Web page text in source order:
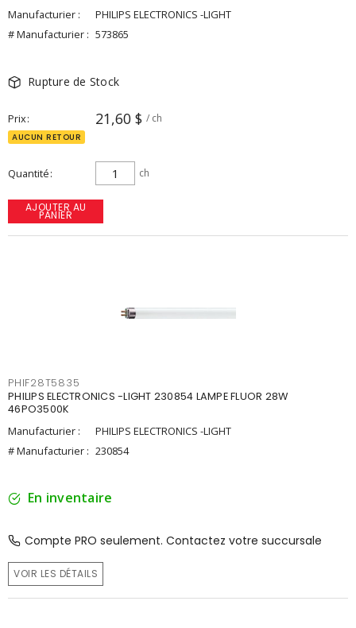
Manufacturier :
PHILIPS ELECTRONICS -LIGHT
# Manufacturier : 573865
Rupture de Stock
Prix 21,60 $ / ch
AUCUN RETOUR
Quantité ch
AJOUTER AU
PANIER
PHIF28T5835
PHILIPS ELECTRONICS -LIGHT 230854 LAMPE FLUOR 28W
46PO3500K
Manufacturier :
PHILIPS ELECTRONICS -LIGHT
# Manufacturier : 230854
En inventaire
Compte PRO seulement. Contactez votre succursale
VOIR LES DÉTAILS